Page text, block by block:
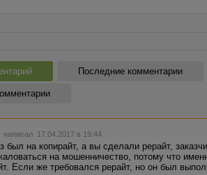
Последние комментарии
написал 17.04.2017 в 19:44
был на копирайт, а вы сделали рерайт,
на мошенничество, потому что
Если же требовался рерайт, но он был